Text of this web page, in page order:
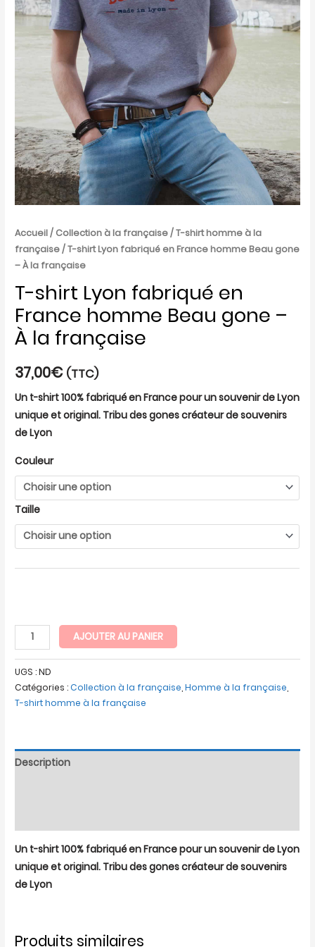
Accueil/ Collection à la française/T-shirt homme à la
française/ T-shirt Lyon fabriqué en France homme Beau gone
– À la française
T-shirt Lyon fabriqué en
France homme Beau gone –
À la française
37,00€ (TTC)
Un t-shirt 100% fabriqué en France pour un souvenir de Lyon
unique et original. Tribu des gones créateur de souvenirs
de Lyon
Couleur
Taille
la
française
AJOUTER AU PANIER
UGS :ND
Catégories :Collection à la française ,Homme à la française
T-shirt homme à la française
Description
Un t-shirt 100% fabriqué en France pour un souvenir de Lyon
unique et original. Tribu des gones créateur de souvenirs
de Lyon
Produits similaires